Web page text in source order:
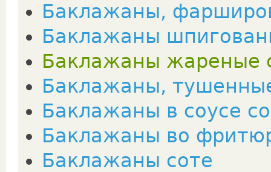
Баклажаны,
Баклажаны
Баклажаны жареные
Баклажаны,
Баклажаны в соусе
Баклажаны во
Баклажаны соте